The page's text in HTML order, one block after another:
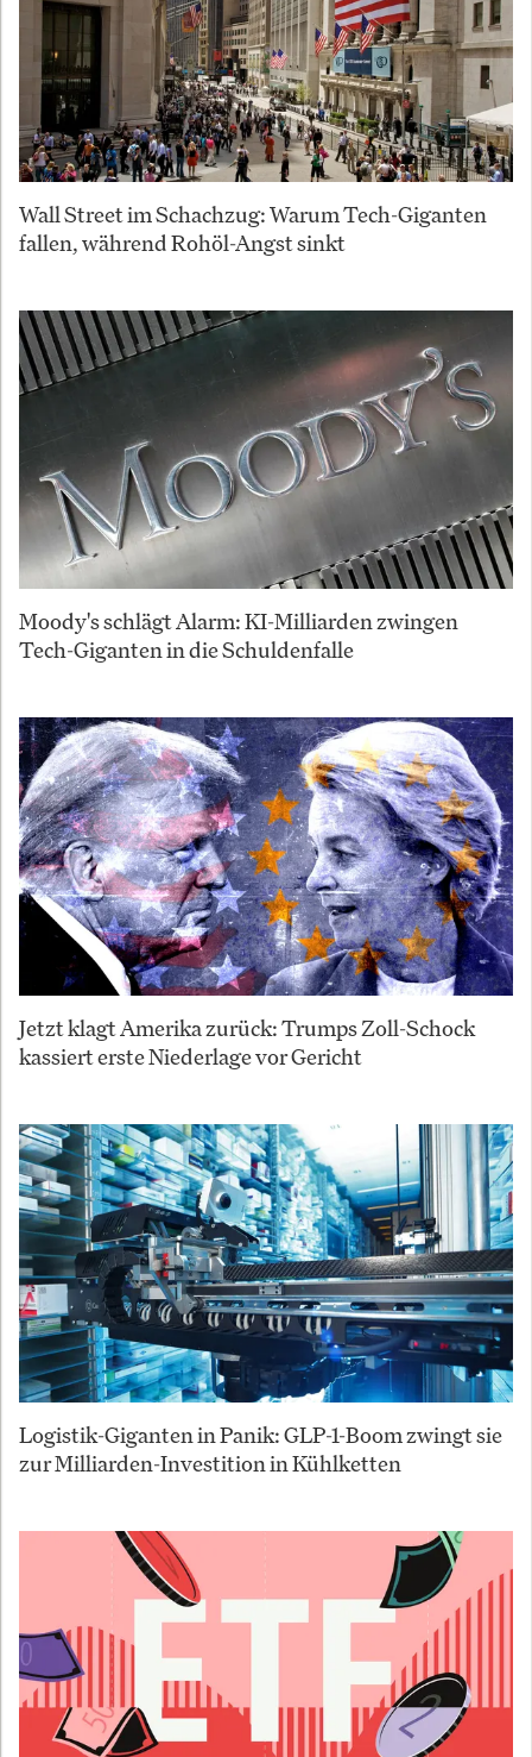
Wall Street im Schachzug: Warum Tech-Giganten
fallen, während Rohöl-Angst sinkt
Moody's schlägt Alarm: KI-Milliarden zwingen
Tech-Giganten in die Schuldenfalle
Jetzt klagt Amerika zurück: Trumps Zoll-Schock
kassiert erste Niederlage vor Gericht
Logistik-Giganten in Panik: GLP-1-Boom zwingt sie
zur Milliarden-Investition in Kühlketten